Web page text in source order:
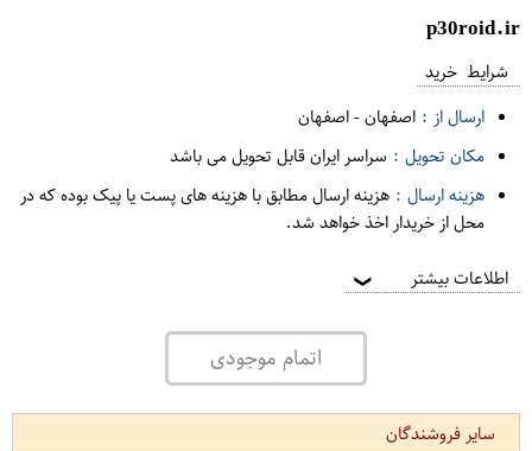
p30roid.ir
شرایط خرید
ارسال از : اصفهان-اصفهان
مکان تحویل : سراسر ایران قابل تحویل می باشد
هزینه ارسال : هزینه ارسال مطابق با هزینه های پست یا پیک بوده که در
محل از خریدار اخذ خواهد شد.
اطلاعات بیشتر ❯
اتمام موجودی
سایر فروشندگان